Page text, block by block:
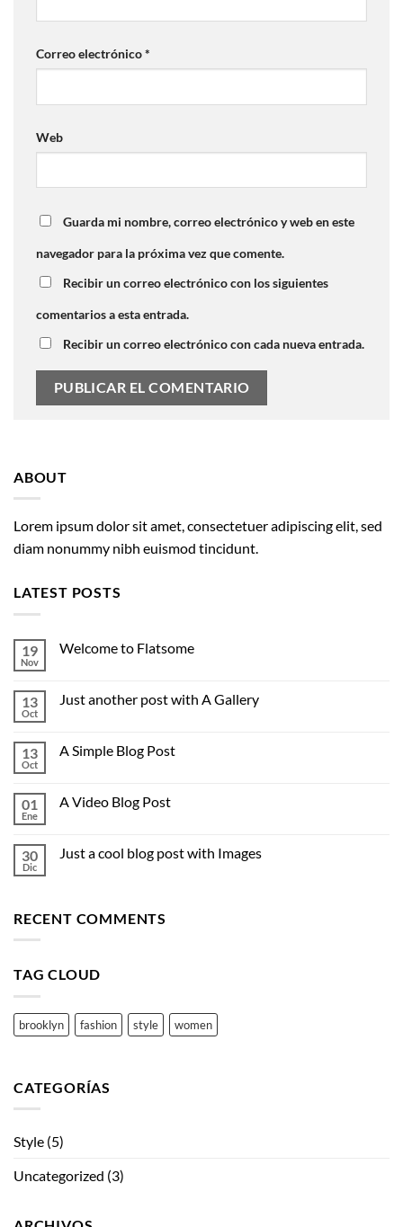
Correo electrónico*
Web
Guarda mi nombre, correo electrónico y web en este
navegador para la próxima vez que comente.
Recibir un correo electrónico con los siguientes
comentarios a esta entrada.
Recibir un correo electrónico con cada nueva entrada.
ABOUT
Lorem ipsum dolor sit amet, consectetuer adipiscing elit, sed
diam nonummy nibh euismod tincidunt.
LATEST POSTS
19
Nov
Welcome to Flatsome
en
13
Oct
Just another post with A Gallery
en
with
A
13
Oct
A Simple Blog Post
en
Post
01
Ene
A Video Blog Post
en
30
Dic
Just a cool blog post with Images
Just
with
RECENT COMMENTS
TAG CLOUD
brooklyn fashion style women
CATEGORÍAS
Style (5)
Uncategorized (3)